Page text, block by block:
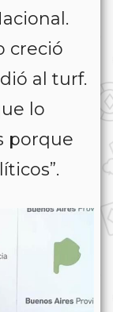
creció
al turf.
lo
porque